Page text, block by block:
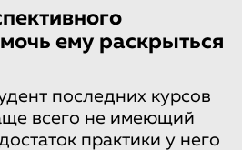
ему раскрыться
последних курсов
всего не имеющий
практики у него